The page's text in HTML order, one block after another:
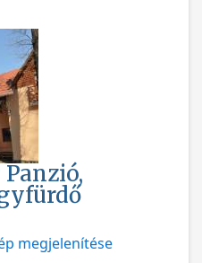
megjelenítése